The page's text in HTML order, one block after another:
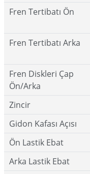
Fren Tertibatı Ön
Fren Tertibatı Arka
Fren Diskleri Çap
Ön/Arka
Zincir
Gidon Kafası Açısı
Ön Lastik Ebat
Arka Lastik Ebat